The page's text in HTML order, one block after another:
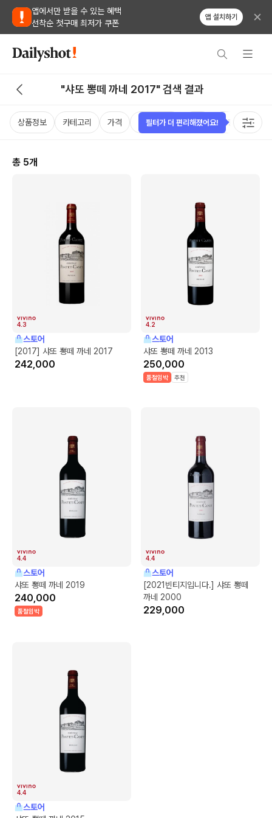
앱에서만 받을 수 있는 혜택
선착순 첫구매 최저가 쿠폰
앱 설치하기
"샤또 뽕떼 까네 2017" 검색 결과
상품정보 카테고리 가격 비비노점수 국가 용량 태그
총 5개
4.3
스토어
[2017] 샤또 뽕떼 까네 2017
242,000
4.2
스토어
샤또 뽕떼 까네 2013
250,000
품절임박 추천
4.4
스토어
샤또 뽕떼 까네 2019
240,000
품절임박
4.4
스토어
[2021빈티지입니다.] 샤또 뽕떼
까네 2000
229,000
4.4
스토어
필터가 더 편리해졌어요!